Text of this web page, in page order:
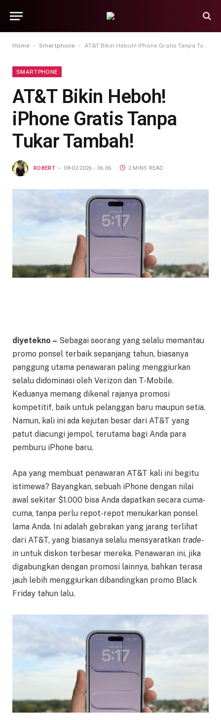
Home - Smartphone - AT&T Bikin Heboh! iPhone Gratis Tanpa Tukar Tambah!
SMARTPHONE
AT&T Bikin Heboh!
iPhone Gratis Tanpa
Tukar Tambah!
ROBERT 08-02-2026 - 06.06 2 MINS READ
diyetekno – Sebagai seorang yang selalu memantau
promo ponsel terbaik sepanjang tahun, biasanya
panggung utama penawaran paling menggiurkan
selalu didominasi oleh Verizon dan T-Mobile.
Keduanya memang dikenal rajanya promosi
kompetitif, baik untuk pelanggan baru maupun setia.
Namun, kali ini ada kejutan besar dari AT&T yang
patut diacungi jempol, terutama bagi Anda para
pemburu iPhone baru.
Apa yang membuat penawaran AT&T kali ini begitu
istimewa? Bayangkan, sebuah iPhone dengan nilai
awal sekitar $1.000 bisa Anda dapatkan secara cuma-
cuma, tanpa perlu repot-repot menukarkan ponsel
lama Anda. Ini adalah gebrakan yang jarang terlihat
dari AT&T, yang biasanya selalu mensyaratkan trade-
in untuk diskon terbesar mereka. Penawaran ini, jika
digabungkan dengan promosi lainnya, bahkan terasa
jauh lebih menggiurkan dibandingkan promo Black
Friday tahun lalu.